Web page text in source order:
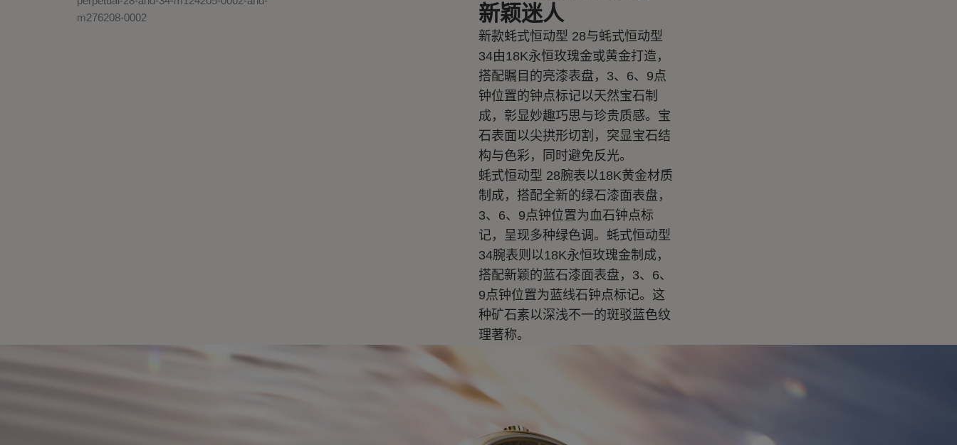
新颖迷人
新款蚝式恒动型 28与蚝式恒动型
34由18K永恒玫瑰金或黄金打造，
搭配瞩目的亮漆表盘，3、6、9点
钟位置的钟点标记以天然宝石制
成，彰显妙趣巧思与珍贵质感。宝
石表面以尖拱形切割，突显宝石结
构与色彩，同时避免反光。
蚝式恒动型 28腕表以18K黄金材质
制成，搭配全新的绿石漆面表盘，
3、6、9点钟位置为血石钟点标
记，呈现多种绿色调。蚝式恒动型
34腕表则以18K永恒玫瑰金制成，
搭配新颖的蓝石漆面表盘，3、6、
9点钟位置为蓝线石钟点标记。这
种矿石素以深浅不一的斑驳蓝色纹
理著称。